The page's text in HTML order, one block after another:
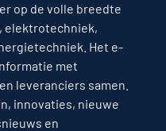
op de volle breedte
elektrotechniek,
Het e-
met
leveranciers samen.
innovaties, nieuwe
en